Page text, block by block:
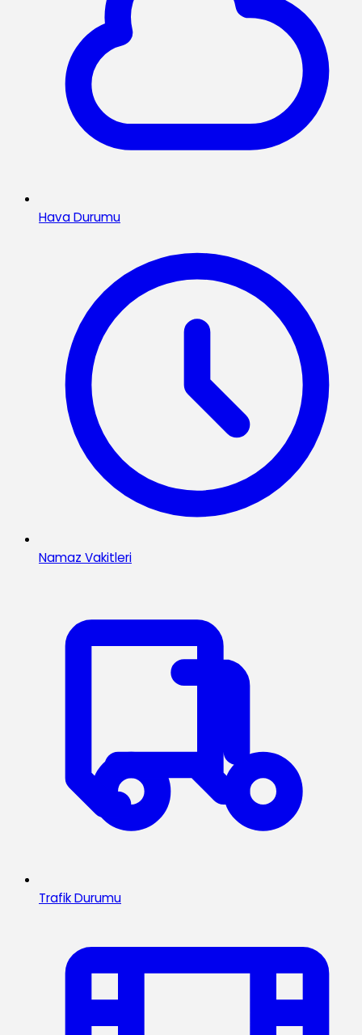
Hava Durumu
Namaz Vakitleri
Trafik Durumu